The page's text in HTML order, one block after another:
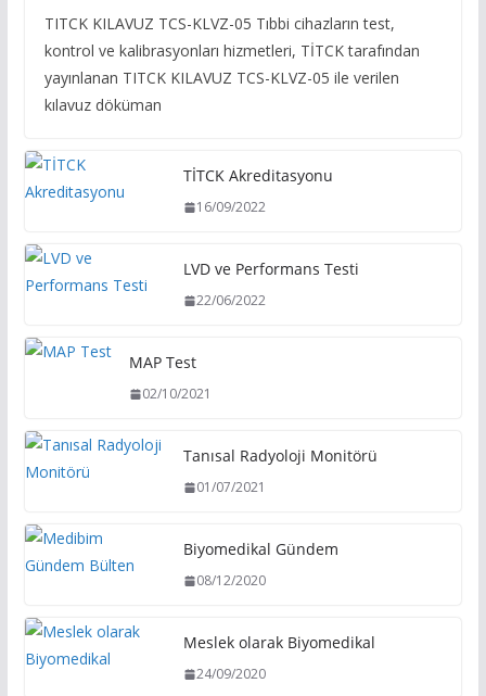
TITCK KILAVUZ TCS-KLVZ-05 Tıbbi cihazların test,
kontrol ve kalibrasyonları hizmetleri, TİTCK tarafından
yayınlanan TITCK KILAVUZ TCS-KLVZ-05 ile verilen
kılavuz döküman
TİTCK Akreditasyonu
16/09/2022
LVD ve Performans Testi
22/06/2022
MAP Test
02/10/2021
Tanısal Radyoloji Monitörü
01/07/2021
Biyomedikal Gündem
08/12/2020
Meslek olarak Biyomedikal
24/09/2020